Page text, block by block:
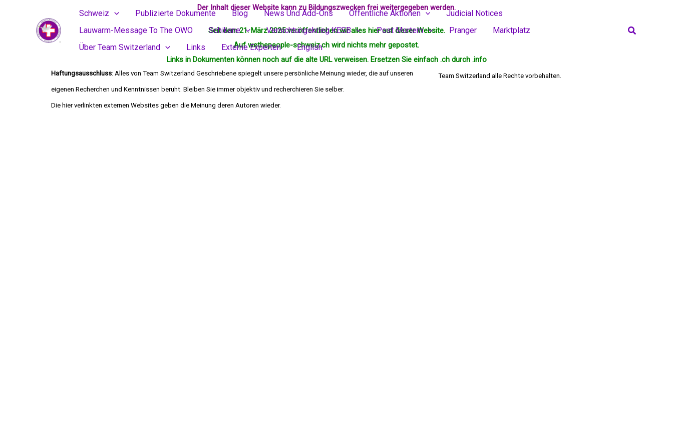
Schweiz Publizierte Dokumente Blog News Und Add-Ons Öffentliche Aktionen
Judicial Notices
Lauwarm-Message To The OWO
Schikane Vernichtungskrieg KESB Post Mortem Pranger
Marktplatz
Über Team Switzerland
Links Externe Experten English
Search
Der Inhalt dieser Website kann zu Bildungszwecken frei weitergegeben werden.
Seit dem 21. März 2025 veröffentlichen wir alles hier auf dieser Website.
Auf wethepeople-schweiz.ch wird nichts mehrgepostet.
Links in Dokumenten können noch auf die alte URL verweisen. Ersetzen Sie einfach .ch durch .info
Haftungsausschluss: Alles von Team Switzerland Geschriebene spiegelt unsere persönliche Meinung wieder, die auf unseren
eigenen Recherchen und Kenntnissen beruht. Bleiben Sie immer objektiv und recherchieren Sie selber.
Die hier verlinkten externen Websites geben die Meinung deren Autoren wieder.
Team Switzerland alle Rechte vorbehalten.